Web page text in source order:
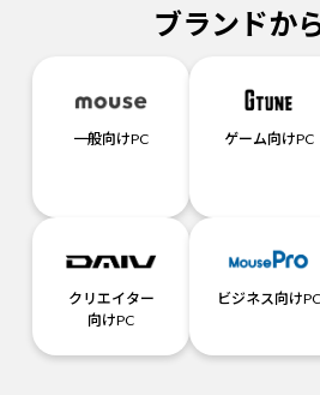
ブランドか
一般向けPC ゲーム向けPC
クリエイター
向けPC
ビジネス向けPC